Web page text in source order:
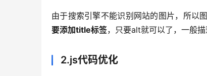
由于搜索引擎不能识别网站的图片，所以
要添加title标签，只要alt就可以了，一般描
2.js代码优化